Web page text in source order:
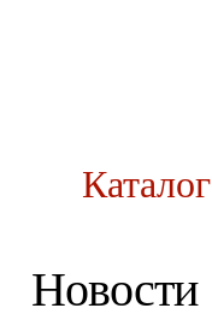
Каталог
Новости